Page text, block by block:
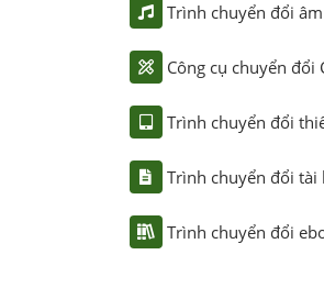
Trình chuyển đổi
Công cụ chuyển đổi
Trình chuyển đổi
Trình chuyển đổi tài
Trình chuyển đổi